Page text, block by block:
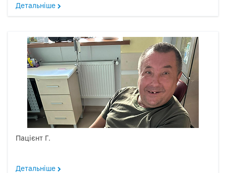
Детальніше
Пацієнт Г.
Детальніше